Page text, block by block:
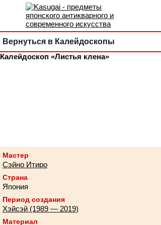
Вернуться в Калейдоскопы
Калейдоскоп «Листья клена»
Мастер
Сэйно Итиро
Страна
Япония
Период создания
Хэйсэй (1989 — 2019)
Материал